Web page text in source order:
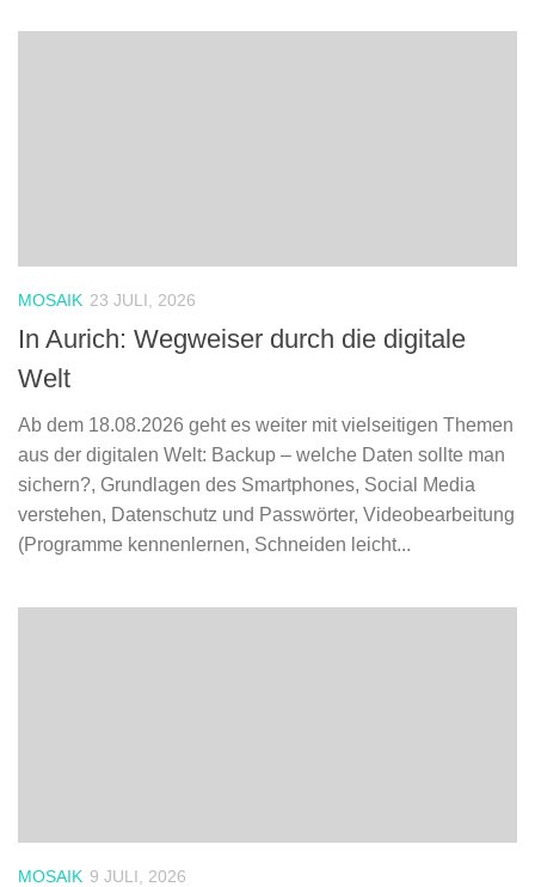
MOSAIK 23 JULI, 2026
In Aurich: Wegweiser durch die digitale
Welt
Ab dem 18.08.2026 geht es weiter mit vielseitigen Themen
aus der digitalen Welt: Backup – welche Daten sollte man
sichern?, Grundlagen des Smartphones, Social Media
verstehen, Datenschutz und Passwörter, Videobearbeitung
(Programme kennenlernen, Schneiden leicht...
MOSAIK 9 JULI, 2026